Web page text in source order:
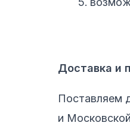
Доставка и
Поставляем
и